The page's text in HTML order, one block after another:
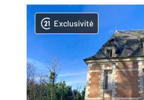
Exclusivité